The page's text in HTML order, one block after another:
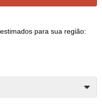
para sua região: